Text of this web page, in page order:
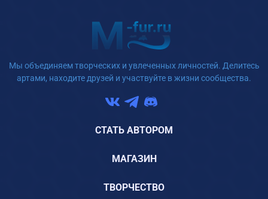
Мы объединяем творческих и увлеченных личностей. Делитесь
артами, находите друзей и участвуйте в жизни сообщества.
СТАТЬ АВТОРОМ
МАГАЗИН
ТВОРЧЕСТВО